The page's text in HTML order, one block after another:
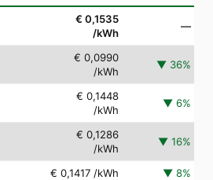
€ 0,1535
/kWh
—
€ 0,0990
/kWh
▼ 36%
€ 0,1448
/kWh
▼ 6%
€ 0,1286
/kWh
▼ 16%
€ 0,1417 /kWh ▼ 8%